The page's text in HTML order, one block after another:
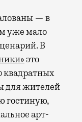
— в
уже мало
В
это
для жителей
гостиную,
арт-